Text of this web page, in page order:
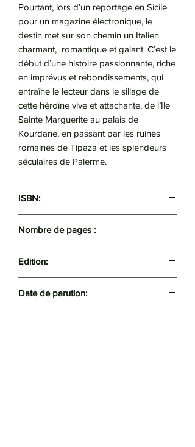
Pourtant, lors d’un reportage en Sicile
pour un magazine électronique, le
destin met sur son chemin un Italien
charmant, romantique et galant. C’est le
début d’une histoire passionnante, riche
en imprévus et rebondissements, qui
entraîne le lecteur dans le sillage de
cette héroïne vive et attachante, de l’Ile
Sainte Marguerite au palais de
Kourdane, en passant par les ruines
romaines de Tipaza et les splendeurs
séculaires de Palerme.
ISBN:
Nombre de pages :
Edition:
Date de parution: